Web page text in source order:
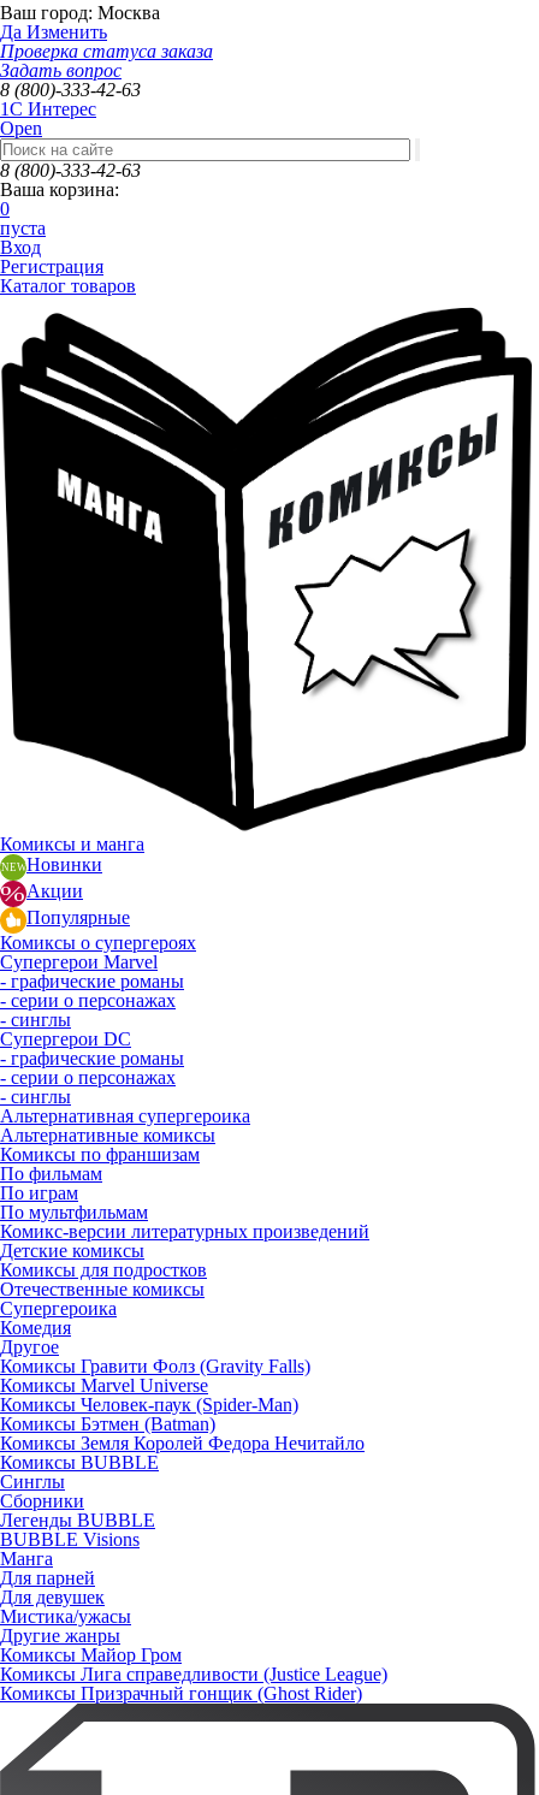
Ваш город: Москва
Да Изменить
Проверка статуса заказа
Задать вопрос
8 (800)-333-42-63
1C Интерес
Open
8 (800)-333-42-63
Ваша корзина:
0
пуста
Вход
Регистрация
Каталог товаров
Комиксы и манга
Новинки
Акции
Популярные
Комиксы о супергероях
Супергерои Marvel
- графические романы
- серии о персонажах
- синглы
Супергерои DC
- графические романы
- серии о персонажах
- синглы
Альтернативная супергероика
Альтернативные комиксы
Комиксы по франшизам
По фильмам
По играм
По мультфильмам
Комикс-версии литературных произведений
Детские комиксы
Комиксы для подростков
Отечественные комиксы
Супергероика
Комедия
Другое
Комиксы Гравити Фолз (Gravity Falls)
Комиксы Marvel Universe
Комиксы Человек-паук (Spider-Man)
Комиксы Бэтмен (Batman)
Комиксы Земля Королей Федора Нечитайло
Комиксы BUBBLE
Синглы
Сборники
Легенды BUBBLE
BUBBLE Visions
Манга
Для парней
Для девушек
Мистика/ужасы
Другие жанры
Комиксы Майор Гром
Комиксы Лига справедливости (Justice League)
Комиксы Призрачный гонщик (Ghost Rider)